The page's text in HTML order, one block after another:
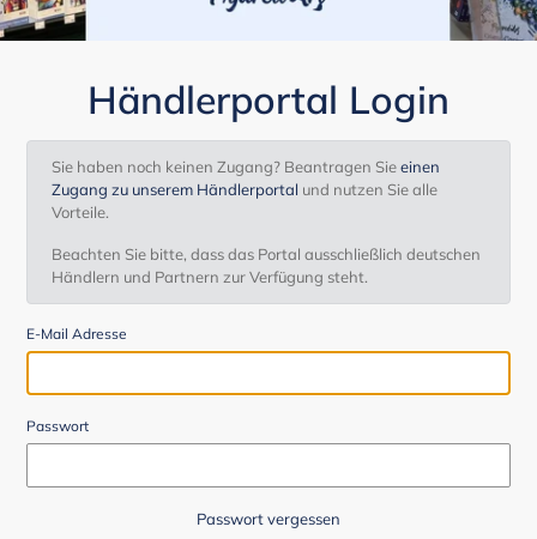
Händlerportal Login
Sie haben noch keinen Zugang? Beantragen Sieeinen
Zugang zu unserem Händlerportal und nutzen Sie alle
Vorteile.
Beachten Sie bitte, dass das Portal ausschließlich deutschen
Händlern und Partnern zur Verfügung steht.
E-Mail Adresse
Passwort
Passwort vergessen